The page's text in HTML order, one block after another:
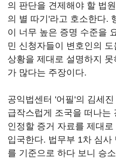
의 판단을 견제해야 할 법
의 별 따기'라고 호소한다.
이 너무 높은 증명 수준을
민 신청자들이 변호인의 도
상황을 제대로 설명하지
가 많다는 주장이다.
공익법센터 '어필'의 김세
급작스럽게 조국을 떠나는
인정할 증거 자료를 제대
입국한다. 법무부 1차 심사
를 기준으로 하다 보니 승